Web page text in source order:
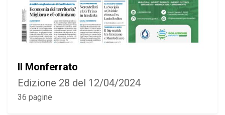
Il Monferrato
Edizione 28 del 12/04/2024
36 pagine